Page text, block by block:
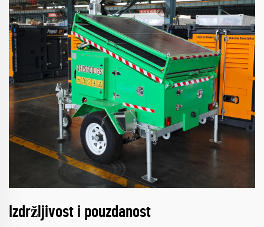
Izdržljivost i pouzdanost